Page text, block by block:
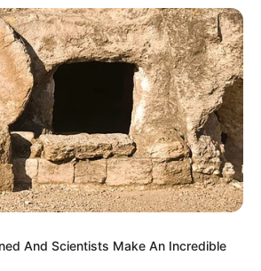
And Scientists Make An Incredible